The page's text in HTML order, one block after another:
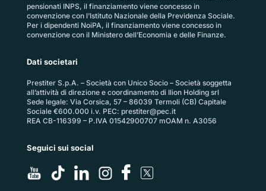
pensionati INPS, il finanziamento viene concesso in
convenzione con l’Istituto Nazionale della Previdenza Sociale.
Per i dipendenti NoiPA, il finanziamento viene concesso in
convenzione con il Ministero dell’Economia e delle Finanze.
Dati societari
Prestiter S.p.A. – Società con Unico Socio – Società soggetta
all’attività di direzione e coordinamento di Ilion Holding srl
Sede legale: Via Corsica, 57 – 86039 Termoli (CB) Capitale
Sociale €600.000 i.v. PEC: prestiter@pec.it
REA CB-116399 – P.IVA 01542900707 mOAM n. A3056
Seguici sui social